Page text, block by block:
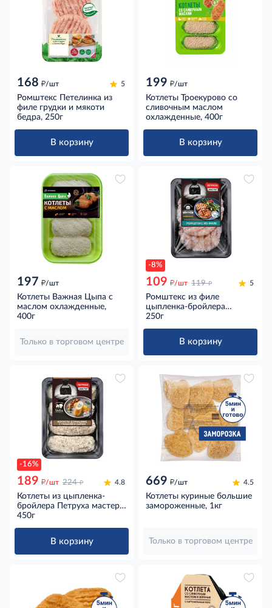
168 д/шт 5
Ромштекс Петелинка из
филе грудки и мякоти
бедра, 250г
В корзину
199 д/шт
Котлеты Троекурово со
сливочным маслом
охлажденные, 400г
В корзину
197 д/шт
Котлеты Важная Цыпа с
маслом охлажденные,
400г
Только в торговом центре
-8%
109 д/шт 119 д 5
Ромштекс из филе
цыпленка-бройлера
Петруха мастер
250г
В корзину
-16%
189 д/шт 224 д 4.8
Котлеты из цыпленка-
бройлера Петруха мастер
Домашние с грибами и
450г
В корзину
669 д/шт 4.5
Котлеты куриные большие
замороженные, 1кг
Только в торговом центре